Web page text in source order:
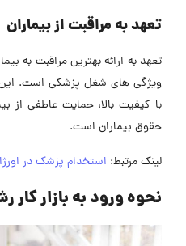
تعهد به مراقبت از بیماران
تعهد به ارائه بهترین مراقبت به
ویژگی های شغل پزشکی است. این
با کیفیت بالا، حمایت عاطفی از
حقوق بیماران است.
لینک مرتبط: استخدام پزشک در
نحوه ورود به بازار کار